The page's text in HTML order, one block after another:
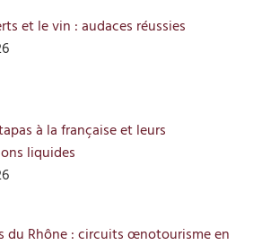
et le vin : audaces réussies
à la française et leurs
liquides
du Rhône : circuits œnotourisme en